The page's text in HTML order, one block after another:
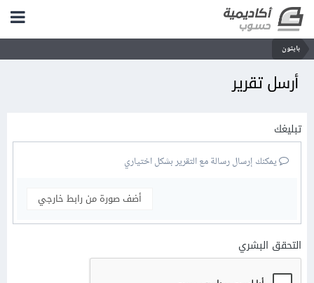
بايثون
أرسل تقرير
تبليغك
يمكنك إرسال رسالة مع التقرير بشكل اختياري
أضف صورة من رابط خارجي
التحقق البشري